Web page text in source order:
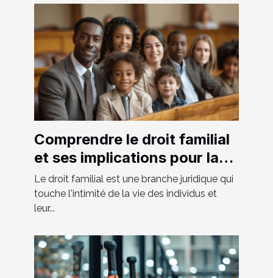
Comprendre le droit familial
et ses implications pour la
société moderne
Le droit familial est une branche juridique qui
touche l'intimité de la vie des individus et
leur...